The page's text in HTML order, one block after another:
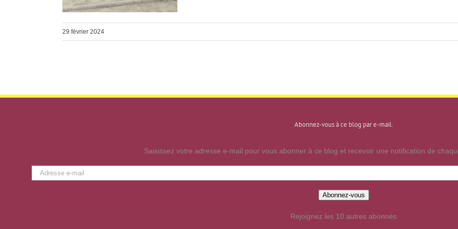
29 février 2024
Abonnez-vous à ce blog par e-mail.
Saisissez votre adresse e-mail pour vous abonner à ce blog et recevoir une notification de
Adresse
Abonnez-vous
Rejoignez les 10 autres abonnés